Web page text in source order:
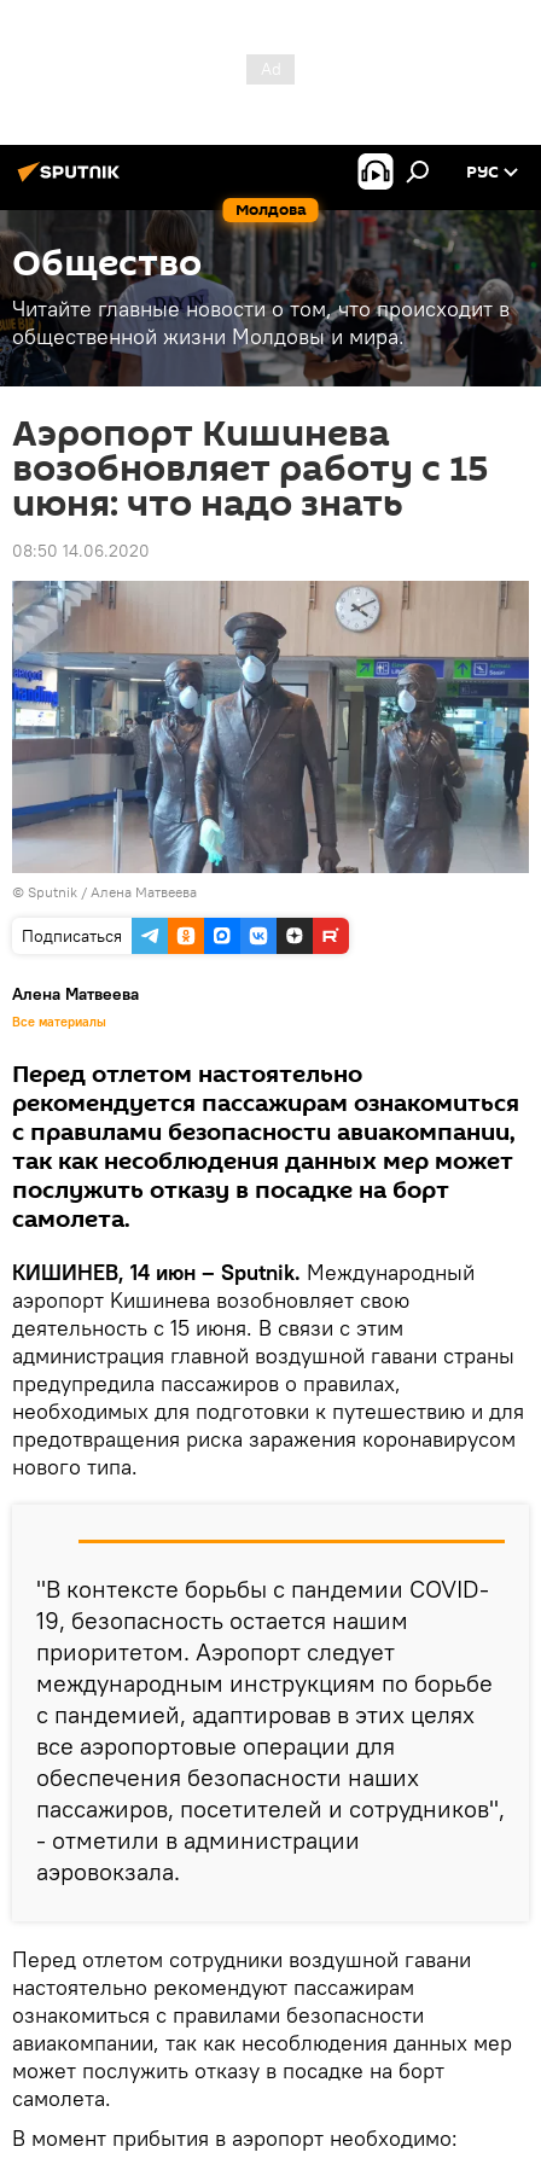
Молдова
РУС
Общество
Читайте главные новости о том, что происходит в
общественной жизни Молдовы и мира.
Аэропорт Кишинева
возобновляет работу с 15
июня: что надо знать
08:50 14.06.2020
© Sputnik / Алена Матвеева
Подписаться
Алена Матвеева
Все материалы
Перед отлетом настоятельно
рекомендуется пассажирам ознакомиться
с правилами безопасности авиакомпании,
так как несоблюдения данных мер может
послужить отказу в посадке на борт
самолета.
КИШИНЕВ, 14 июн – Sputnik. Международный
аэропорт Kишинева возобновляет свою
деятельность с 15 июня. В связи с этим
администрация главной воздушной гавани страны
предупредила пассажиров о правилах,
необходимых для подготовки к путешествию и для
предотвращения риска заражения коронавирусом
нового типа.
"В контексте борьбы с пандемии COVID-
19, безопасность остается нашим
приоритетом. Аэропорт следует
международным инструкциям по борьбе
с пандемией, адаптировав в этих целях
все аэропортовые операции для
обеспечения безопасности наших
пассажиров, посетителей и сотрудников",
- отметили в администрации
аэровокзала.
Перед отлетом сотрудники воздушной гавани
настоятельно рекомендуют пассажирам
ознакомиться с правилами безопасности
авиакомпании, так как несоблюдения данных мер
может послужить отказу в посадке на борт
самолета.
В момент прибытия в аэропорт необходимо: